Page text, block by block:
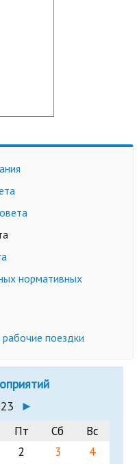
нормативных
поездки
►
Пт Сб
Вс
2 3
4